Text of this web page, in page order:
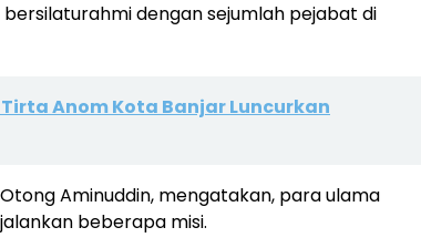
dengan sejumlah pejabat di
Anom Kota Banjar Luncurkan
Aminuddin, mengatakan, para ulama
beberapa misi.